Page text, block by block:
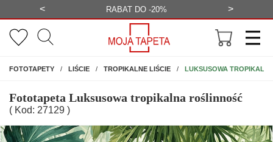
< BEZPŁATNA WIZUALIZACJA >
FOTOTAPETYNA ŚCIANĘ
LIŚCIE TROPIKALNE LIŚCIE LUKSUSOWA
Fototapeta Luksusowa tropikalna roślinność
( Kod: 27129 )